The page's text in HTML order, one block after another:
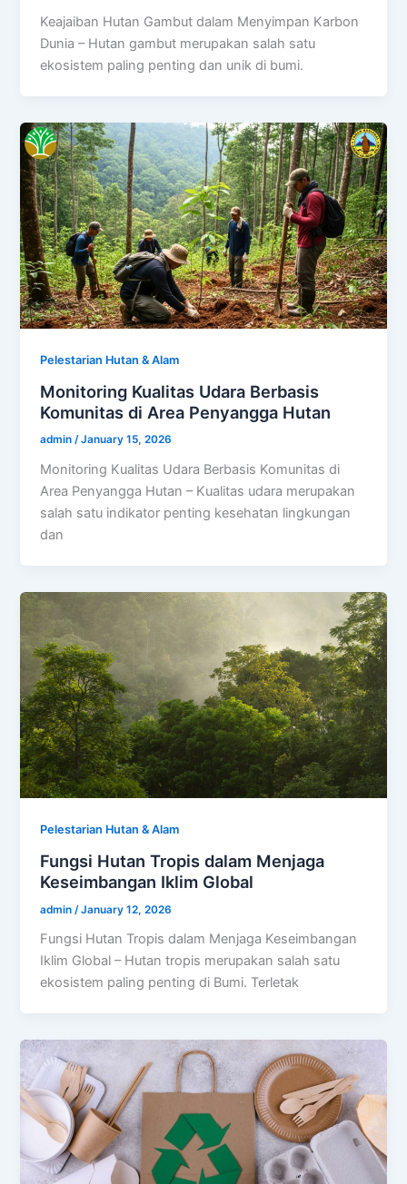
Keajaiban Hutan Gambut dalam Menyimpan Karbon
Dunia – Hutan gambut merupakan salah satu
ekosistem paling penting dan unik di bumi.
Pelestarian Hutan & Alam
Monitoring Kualitas Udara Berbasis
Komunitas di Area Penyangga Hutan
admin/January 15, 2026
Monitoring Kualitas Udara Berbasis Komunitas di
Area Penyangga Hutan – Kualitas udara merupakan
salah satu indikator penting kesehatan lingkungan
dan
Pelestarian Hutan & Alam
Fungsi Hutan Tropis dalam Menjaga
Keseimbangan Iklim Global
admin /January 12, 2026
Fungsi Hutan Tropis dalam Menjaga Keseimbangan
Iklim Global – Hutan tropis merupakan salah satu
ekosistem paling penting di Bumi. Terletak